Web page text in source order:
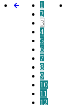
1
2
3
4
5
6
7
8
9
10
11
12